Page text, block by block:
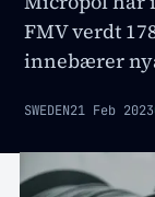
FMV verdt
innebærer
SWEDEN21 Feb 2023